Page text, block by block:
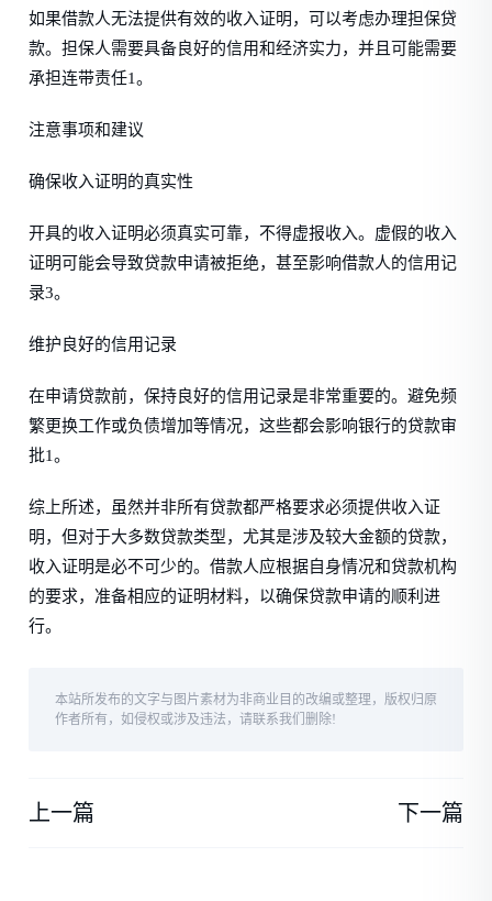
如果借款人无法提供有效的收入证明，可以考虑办理担保贷
款。担保人需要具备良好的信用和经济实力，并且可能需要
承担连带责任1。
注意事项和建议
确保收入证明的真实性
开具的收入证明必须真实可靠，不得虚报收入。虚假的收入
证明可能会导致贷款申请被拒绝，甚至影响借款人的信用记
录3。
维护良好的信用记录
在申请贷款前，保持良好的信用记录是非常重要的。避免频
繁更换工作或负债增加等情况，这些都会影响银行的贷款审
批1。
综上所述，虽然并非所有贷款都严格要求必须提供收入证
明，但对于大多数贷款类型，尤其是涉及较大金额的贷款，
收入证明是必不可少的。借款人应根据自身情况和贷款机构
的要求，准备相应的证明材料，以确保贷款申请的顺利进
行。
本站所发布的文字与图片素材为非商业目的改编或整理，版权归原
作者所有，如侵权或涉及违法，请联系我们删除!
上一篇 下一篇